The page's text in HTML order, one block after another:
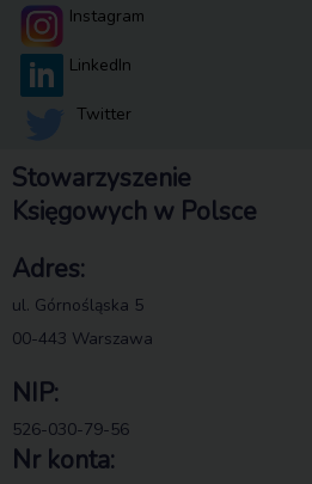
Instagram
LinkedIn
Twitter
Stowarzyszenie
Księgowych w Polsce
Adres:
ul. Górnośląska 5
00-443 Warszawa
NIP:
526-030-79-56
Nr konta: